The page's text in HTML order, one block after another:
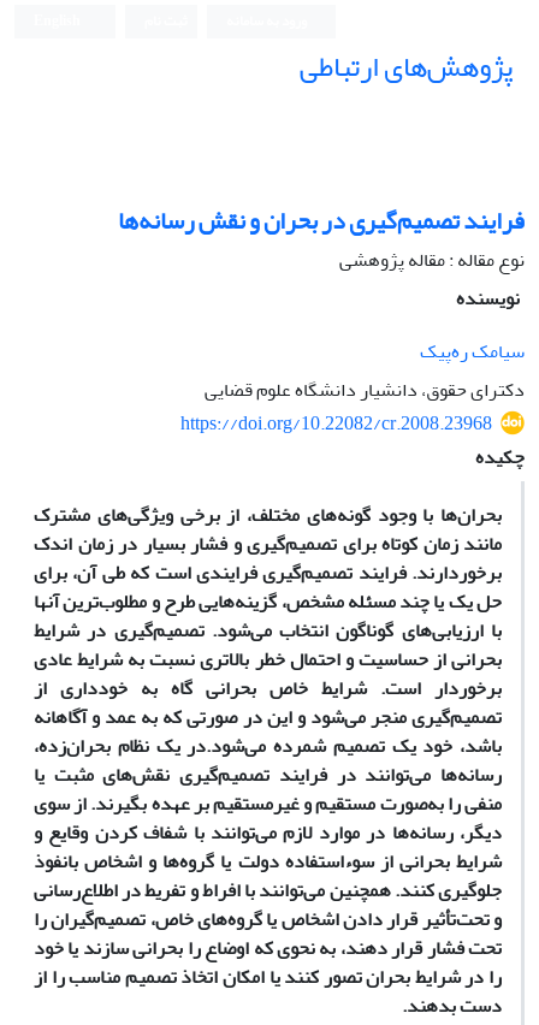
پژوهش‌های ارتباطی
فرایند تصمیم‌گیری در بحران و نقش رسانه‌ها
نوع مقاله : مقاله پژوهشی
نویسنده
سیامک ره‌پیک
دکترای حقوق، دانشیار دانشگاه علوم قضایی
https://doi.org/10.22082/cr.2008.23968
چکیده
بحران‌‌ها با وجود گونه‌های مختلف، از برخی ویژگی‌های مشترک
مانند زمان کوتاه برای تصمیم‌گیری و فشار بسیار در زمان اندک
برخوردارند.فرایند تصمیم‌گیری فرایندی است که طی آن، برای
حل یک یا چند مسئله مشخص، گزینه‌هایی طرح و مطلوب‌ترین آنها
با ارزیابی‌های گوناگون انتخاب می‌شود. تصمیم‌گیری در شرایط
بحرانی از حساسیت و احتمال خطر بالاتری نسبت به شرایط عادی
برخوردار است. شرایط خاص بحرانی گاه به خودداری از
تصمیم‌گیری منجر می‌شود و این در صورتی که به عمد و آگاهانه
باشد، خود یک تصمیم شمرده می‌شود.‌در یک نظام بحران‌زده،
رسانه‌ها می‌توانند در فرایند تصمیم‌گیری نقش‌های مثبت یا
منفی را به‌صورت مستقیم و غیرمستقیم بر عهده بگیرند. از سوی
دیگر، رسانه‌ها در موارد لازم می‌توانند با شفاف کردن وقایع و
شرایط بحرانی از سوءاستفاده دولت یا گروه‌ها و اشخاص بانفوذ
جلوگیری کنند. همچنین می‌توانند با افراط و تفریط در اطلاع‌رسانی
و تحت‌تأثیر قرار دادن اشخاص یا گروه‌های خاص، تصمیم‌گیران را
تحت فشار قرار دهند، به نحوی که اوضاع را بحرانی سازند یا خود
را در شرایط بحران تصور کنند یا امکان اتخاذ تصمیم مناسب را از
دست بدهند.